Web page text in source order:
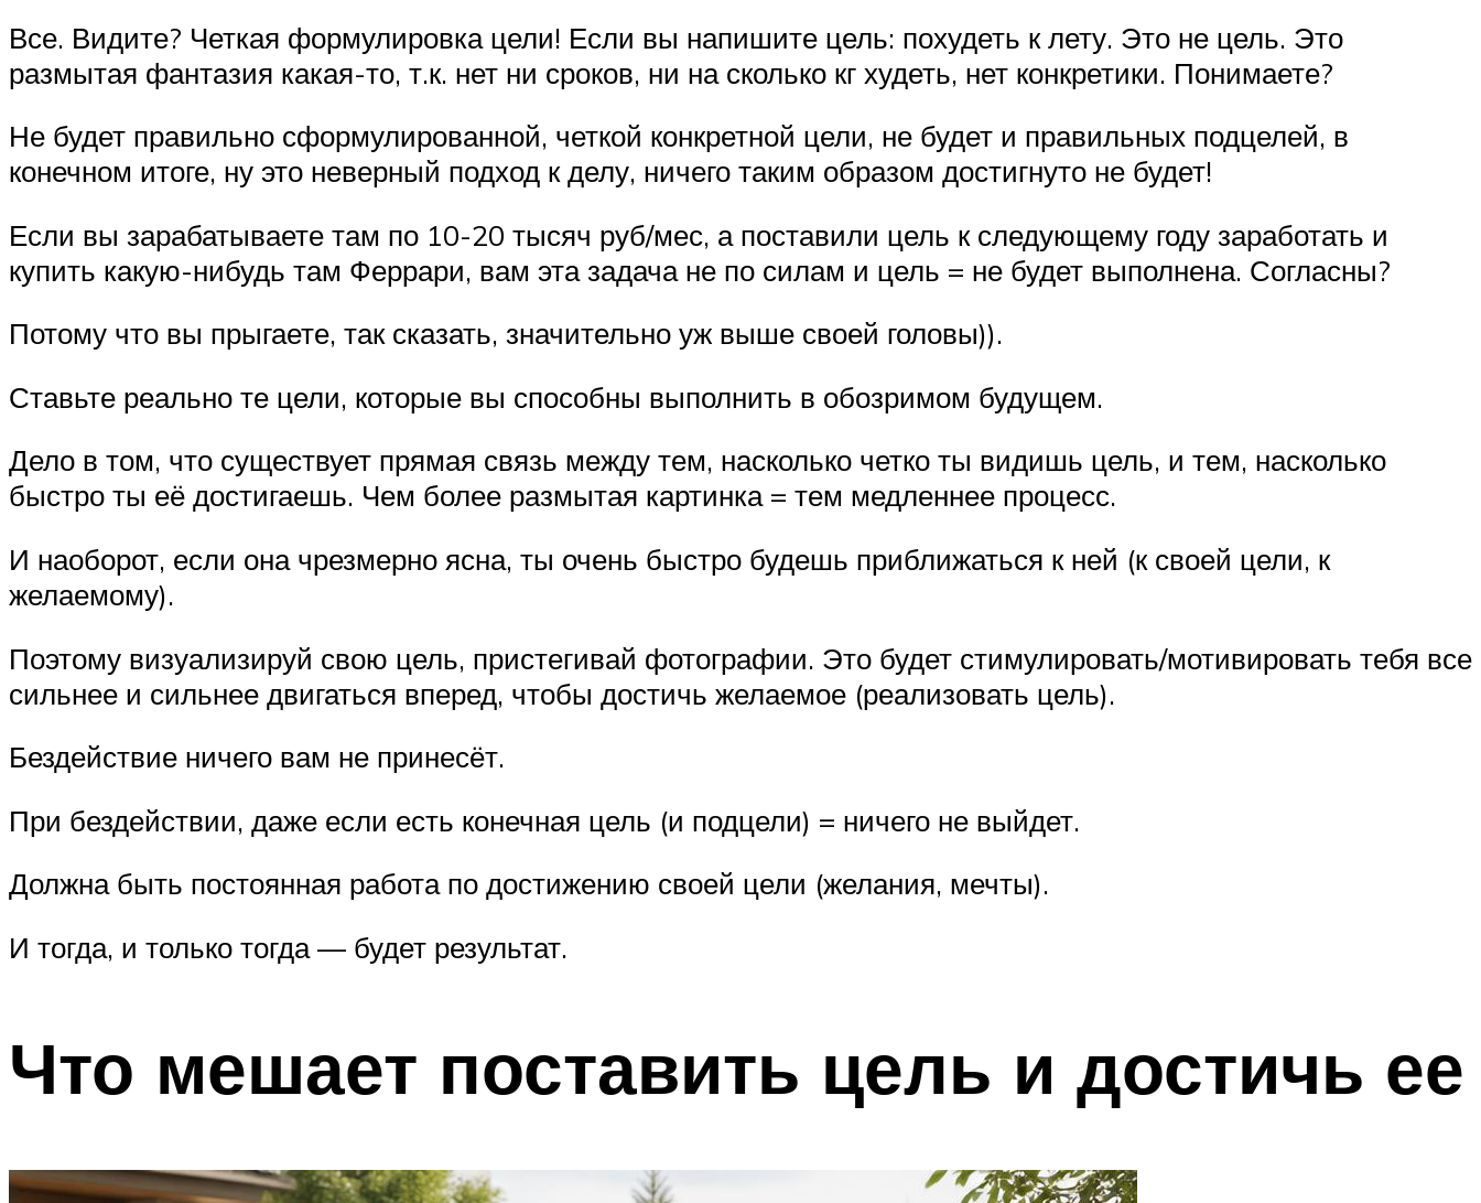
Все. Видите? Четкая формулировка цели! Если вы напишите цель: похудеть к лету. Это не цель. Это
размытая фантазия какая-то, т.к. нет ни сроков, ни на сколько кг худеть, нет конкретики. Понимаете?
Не будет правильно сформулированной, четкой конкретной цели, не будет и правильных подцелей, в
конечном итоге, ну это неверный подход к делу, ничего таким образом достигнуто не будет!
Если вы зарабатываете там по 10-20 тысяч руб/мес, а поставили цель к следующему году заработать и
купить какую-нибудь там Феррари, вам эта задача не по силам и цель = не будет выполнена. Согласны?
Потому что вы прыгаете, так сказать, значительно уж выше своей головы)).
Ставьте реально те цели, которые вы способны выполнить в обозримом будущем.
Дело в том, что существует прямая связь между тем, насколько четко ты видишь цель, и тем, насколько
быстро ты её достигаешь. Чем более размытая картинка = тем медленнее процесс.
И наоборот, если она чрезмерно ясна, ты очень быстро будешь приближаться к ней (к своей цели, к
желаемому).
Поэтому визуализируй свою цель, пристегивай фотографии. Это будет стимулировать/мотивировать тебя все
сильнее и сильнее двигаться вперед, чтобы достичь желаемое (реализовать цель).
Бездействие ничего вам не принесёт.
При бездействии, даже если есть конечная цель (и подцели) = ничего не выйдет.
Должна быть постоянная работа по достижению своей цели (желания, мечты).
И тогда, и только тогда — будет результат.
Что мешает поставить цель и достичь ее